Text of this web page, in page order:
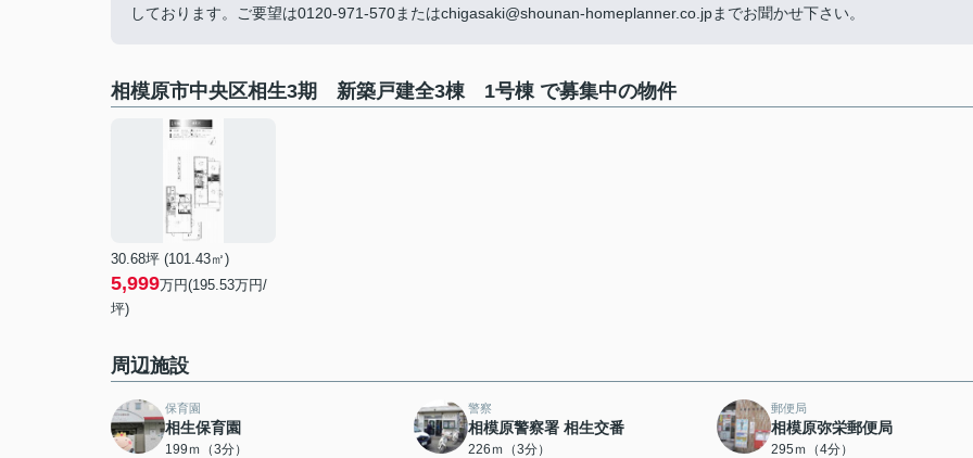
しております。ご要望は0120-971-570またはchigasaki@shounan-homeplanner.co.jpまでお聞かせ下さい。
相模原市中央区相生3期 新築戸建全3棟 1号棟 で募集中の物件
30.68坪 (101.43㎡)
5,999万円(195.53万円/
坪)
周辺施設
保育園
相生保育園
199ｍ（3分）
警察
相模原警察署 相生交番
226ｍ（3分）
郵便局
相模原弥栄郵便局
295ｍ（4分）